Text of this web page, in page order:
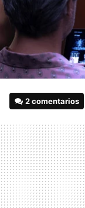
2 comentarios